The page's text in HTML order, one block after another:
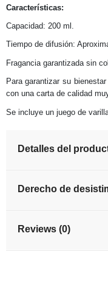
Características:
Capacidad: 200 ml.
Tiempo de difusión:
Fragancia garantizada sin
Para garantizar su
con una carta de calidad
Se incluye un juego de
Detalles del
Derecho de
Reviews (0)